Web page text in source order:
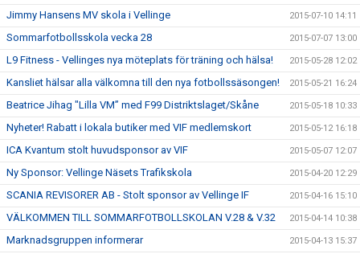
Jimmy Hansens MV skola i Vellinge 2015-07-10 14:11
Sommarfotbollsskola vecka 28 2015-07-07 13:00
L9 Fitness - Vellinges nya möteplats för träning och hälsa! 2015-05-28 12:02
Kansliet hälsar alla välkomna till den nya fotbollssäsongen! 2015-05-21 16:24
Beatrice Jihag "Lilla VM” med F99 Distriktslaget/Skåne 2015-05-18 10:33
Nyheter! Rabatt i lokala butiker med VIF medlemskort 2015-05-12 16:18
ICA Kvantum stolt huvudsponsor av VIF 2015-05-07 12:07
Ny Sponsor: Vellinge Näsets Trafikskola 2015-04-20 12:29
SCANIA REVISORER AB - Stolt sponsor av Vellinge IF 2015-04-16 15:10
VÄLKOMMEN TILL SOMMARFOTBOLLSKOLAN V.28 & V.32 2015-04-14 10:38
Marknadsgruppen informerar 2015-04-13 15:37